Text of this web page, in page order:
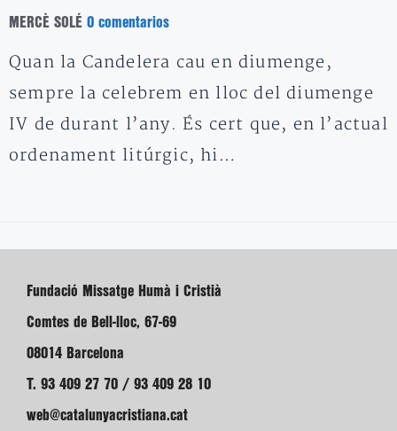
MERCÈ SOLÉ 0 comentarios
Quan la Candelera cau en diumenge,
sempre la celebrem en lloc del diumenge
IV de durant l’any. És cert que, en l’actual
ordenament litúrgic, hi…
Fundació Missatge Humà i Cristià
Comtes de Bell-lloc, 67-69
08014 Barcelona
T. 93 409 27 70 / 93 409 28 10
web@catalunyacristiana.cat